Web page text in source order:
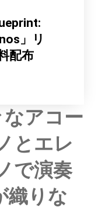
」リ
配布
なアコー
とエレ
で演奏
織りな